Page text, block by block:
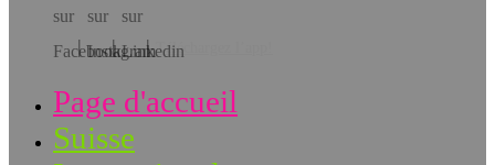
Téléchargez l’app!
Page d'accueil
Suisse